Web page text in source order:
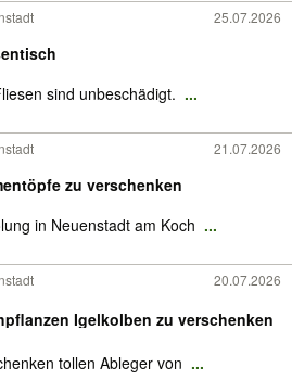
25.07.2026
sind unbeschädigt. ...
21.07.2026
zu verschenken
in Neuenstadt am Koch ...
20.07.2026
Igelkolben zu verschenken
tollen Ableger von ...